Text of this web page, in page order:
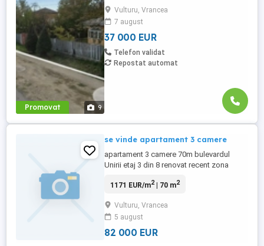
Promovat 9
unei afaceri cu vizibilitate maximă și acces
direct din asfalt. Localizare premium zonă
cu trafic ...
Vulturu, Vrancea
7 august
37 000 EUR
Telefon validat
Repostat automat
se vinde apartament 3 camere
apartament 3 camere 70m bulevardul
Unirii etaj 3 din 8 renovat recent zona
1171 EUR/m2| 70 m2
Vulturu, Vrancea
5 august
82 000 EUR